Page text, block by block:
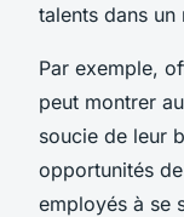
talents dans
Par exemple,
peut montrer
soucie de leur
opportunités
employés à se